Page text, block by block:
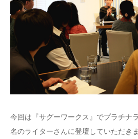
今回は『サグーワークス』でプラチナ
名のライターさんに登壇していただきま